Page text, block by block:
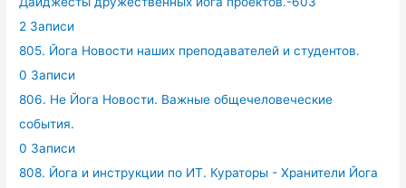
2 Записи
805. Йога Новости наших преподавателей и студентов.
0 Записи
806. Не Йога Новости. Важные общечеловеческие
события.
0 Записи
808. Йога и инструкции по ИТ. Кураторы - Хранители Йога